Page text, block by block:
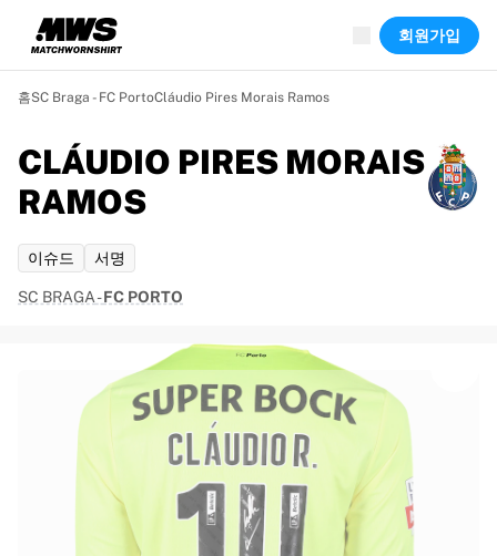
하이라이트
월드 챔피언십 경매
레전드 컬렉션
투르 드 프랑스
경매
진행 중인 모든 경매
숨은 보석
신규 등록
월드 챔피언십 경매
데뷔 유니폼
액자에 담긴 유니폼
월드 챔피언십 경매
회원가입
홈SC Braga - FC PortoCláudio Pires Morais Ramos
CLÁUDIO PIRES MORAIS
RAMOS
이슈드 서명
SC BRAGA-FC PORTO